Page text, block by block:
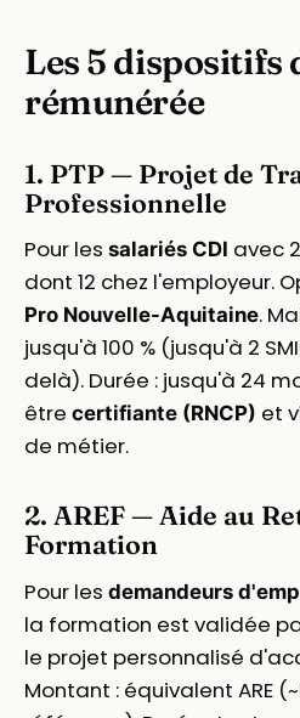
Les 5 dispositifs
rémunérée
1. PTP — Projet de
Professionnelle
Pour les salariés CDI avec
dont 12 chez l'employeur.
Pro Nouvelle-Aquitaine.
jusqu'à 100 % (jusqu'à 2
delà). Durée : jusqu'à 24
être certifiante (RNCP) et
de métier.
2. AREF — Aide au
Formation
Pour les demandeurs
la formation est validée
le projet personnalisé
Montant : équivalent ARE